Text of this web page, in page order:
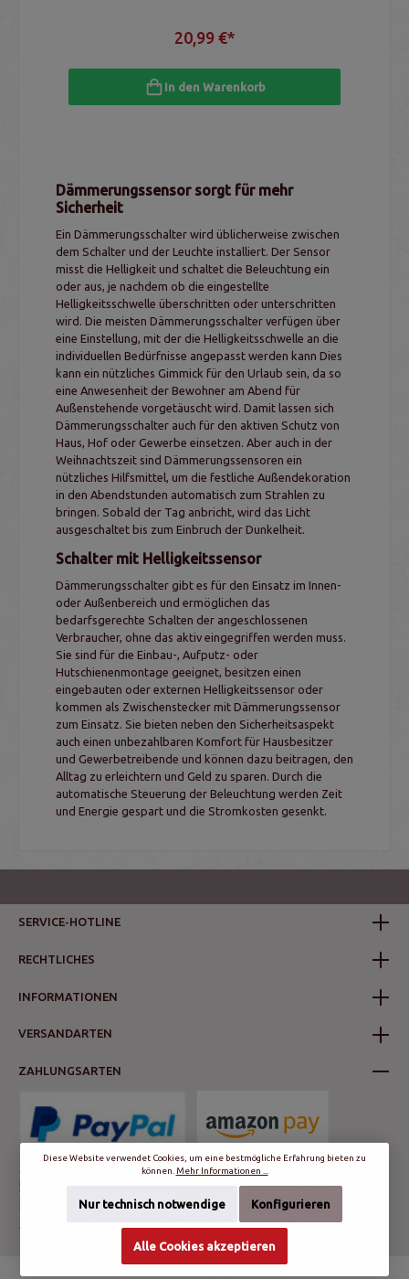
20,99 €*
In den Warenkorb
Dämmerungssensor sorgt für mehr
Sicherheit
Ein Dämmerungsschalter wird üblicherweise zwischen
dem Schalter und der Leuchte installiert. Der Sensor
misst die Helligkeit und schaltet die Beleuchtung ein
oder aus, je nachdem ob die eingestellte
Helligkeitsschwelle überschritten oder unterschritten
wird. Die meisten Dämmerungsschalter verfügen über
eine Einstellung, mit der die Helligkeitsschwelle an die
individuellen Bedürfnisse angepasst werden kann Dies
kann ein nützliches Gimmick für den Urlaub sein, da so
eine Anwesenheit der Bewohner am Abend für
Außenstehende vorgetäuscht wird. Damit lassen sich
Dämmerungsschalter auch für den aktiven Schutz von
Haus, Hof oder Gewerbe einsetzen. Aber auch in der
Weihnachtszeit sind Dämmerungssensoren ein
nützliches Hilfsmittel, um die festliche Außendekoration
in den Abendstunden automatisch zum Strahlen zu
bringen. Sobald der Tag anbricht, wird das Licht
ausgeschaltet bis zum Einbruch der Dunkelheit.
Schalter mit Helligkeitssensor
Dämmerungsschalter gibt es für den Einsatz im Innen-
oder Außenbereich und ermöglichen das
bedarfsgerechte Schalten der angeschlossenen
Verbraucher, ohne das aktiv eingegriffen werden muss.
Sie sind für die Einbau-, Aufputz- oder
Hutschienenmontage geeignet, besitzen einen
eingebauten oder externen Helligkeitssensor oder
kommen als Zwischenstecker mit Dämmerungssensor
zum Einsatz. Sie bieten neben den Sicherheitsaspekt
auch einen unbezahlbaren Komfort für Hausbesitzer
und Gewerbetreibende und können dazu beitragen, den
Alltag zu erleichtern und Geld zu sparen. Durch die
automatische Steuerung der Beleuchtung werden Zeit
und Energie gespart und die Stromkosten gesenkt.
SERVICE-HOTLINE
RECHTLICHES
INFORMATIONEN
VERSANDARTEN
ZAHLUNGSARTEN
Diese Website verwendet Cookies, um eine bestmögliche Erfahrung bieten zu
können. Mehr Informationen ...
Nur technisch notwendige Konfigurieren
Alle Cookies akzeptieren